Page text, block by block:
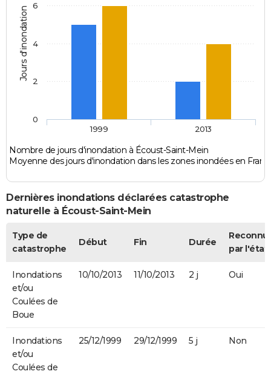
Jours d'inondation
Nombre de jours d'inondation à Écoust-Saint-Mein
Moyenne des jours d'inondation dans les zones inondées en
1999 2013
0
2
4
6
Dernières inondations déclarées catastrophe
naturelle à Écoust-Saint-Mein
Type de
catastrophe
Début Fin Durée
par l'état
Inondations
et/ou
Coulées de
Boue
10/10/2013 11/10/2013 2 j Oui
Inondations
et/ou
Coulées de
25/12/1999 29/12/1999 5 j Non